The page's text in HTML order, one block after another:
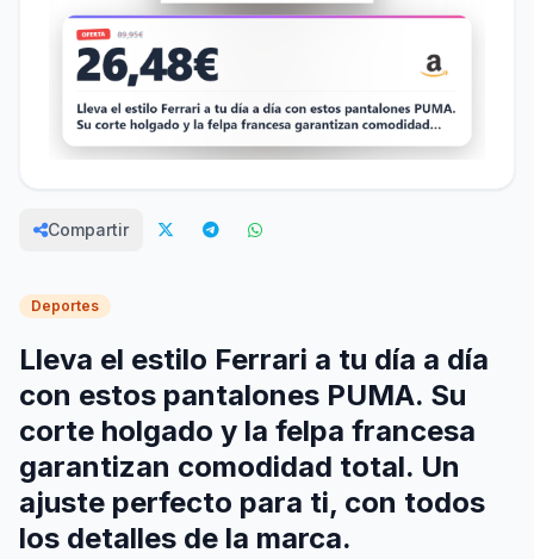
Compartir
Deportes
Lleva el estilo Ferrari a tu día a día
con estos pantalones PUMA. Su
corte holgado y la felpa francesa
garantizan comodidad total. Un
ajuste perfecto para ti, con todos
los detalles de la marca.